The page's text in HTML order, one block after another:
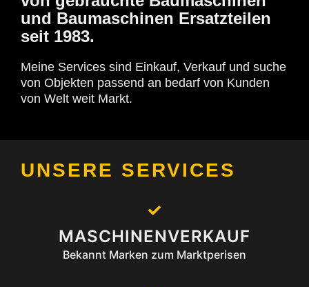
und Baumaschinen Ersatzteilen
seit 1983.
Meine Services sind Einkauf, Verkauf und suche
von Objekten passend an bedarf von Kunden
von Welt weit Markt.
UNSERE SERVICES
MASCHINENVERKAUF
Bekannt Marken zum Marktperisen